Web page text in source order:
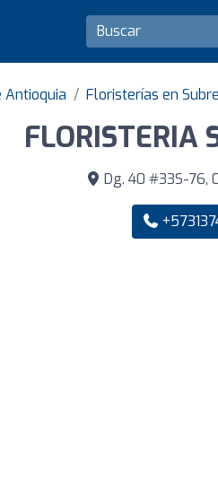
Floristerías en
FLORISTERIA
Dg. 40 #33S-76,